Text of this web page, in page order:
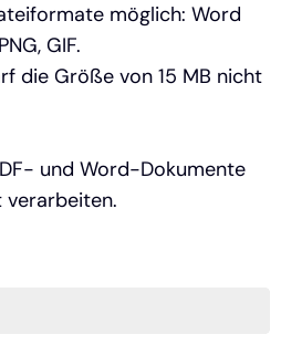
möglich: Word
GIF.
die Größe von 15 MB nicht
und Word-Dokumente
verarbeiten.